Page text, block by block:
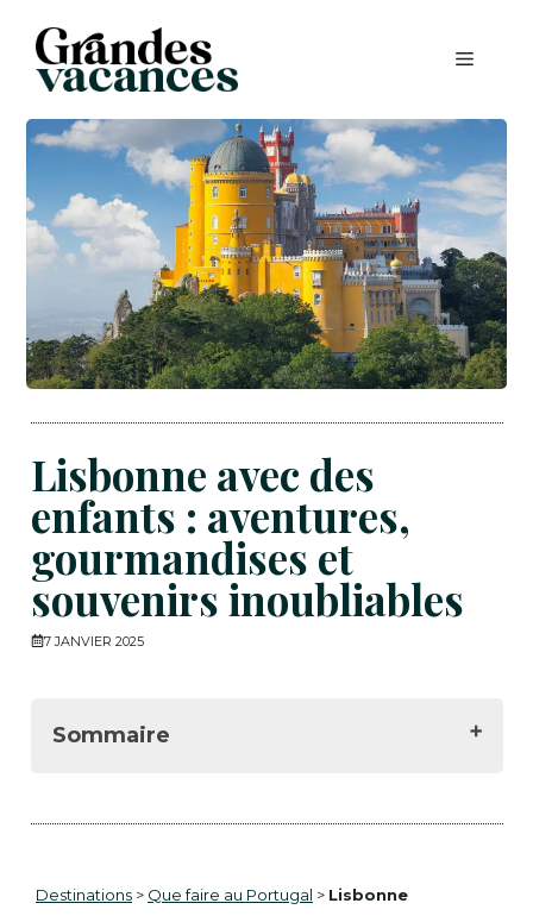
contenu
MENU
Lisbonne avec des
enfants : aventures,
gourmandises et
souvenirs inoubliables
7 JANVIER 2025
Sommaire
🌀 L'océanarium : des étoiles plein les
Destinations > Que faire au Portugal > Lisbonne